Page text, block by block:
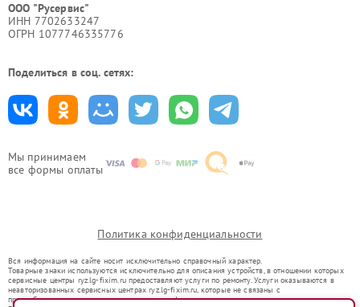
Мы принимаем
все формы оплаты
ООО "Русервис"
ИНН 7702633247
ОГРН 1077746335776
Поделиться в соц. сетях:
Политика конфиденциальности
Вся информация на сайте носит исключительно справочный характер.
Товарные знаки используются исключительно для описания устройств, в отношении которых
сервисные центры ryz.lg-fixim.ru предоставляют услуги по ремонту. Услуги оказываются в
неавторизованных сервисных центрах ryz.lg-fixim.ru, которые не связаны с
правообладателями товарных знаков или их официальными представителями.